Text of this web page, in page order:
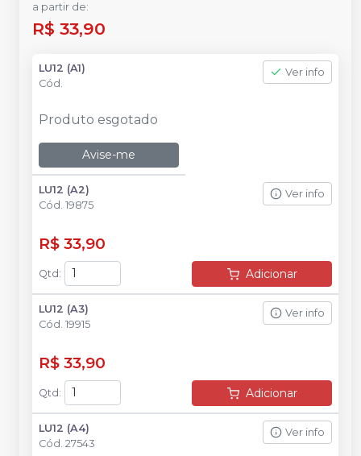
a partir de:
R$ 33,90
LU12 (A1)
Cód.
Ver info
Produto esgotado
Avise-me
LU12 (A2)
Cód. 19875
Ver info
R$ 33,90
Qtd : Adicionar
LU12 (A3)
Cód. 19915
Ver info
R$ 33,90
Qtd : Adicionar
LU12 (A4)
Cód. 27543
Ver info